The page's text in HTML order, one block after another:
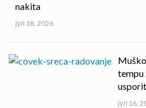
nakita
јул 18, 2026
tempu
јул 16,